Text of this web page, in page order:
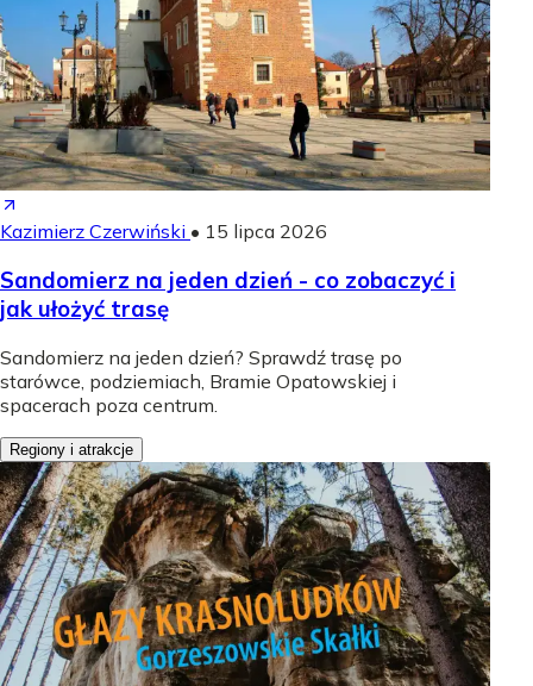
Kazimierz Czerwiński • 15 lipca 2026
Sandomierz na jeden dzień - co zobaczyć i
jak ułożyć trasę
Sandomierz na jeden dzień? Sprawdź trasę po
starówce, podziemiach, Bramie Opatowskiej i
spacerach poza centrum.
Regiony i atrakcje